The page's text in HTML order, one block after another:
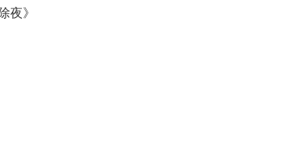
夜》